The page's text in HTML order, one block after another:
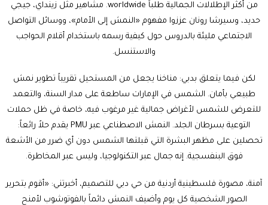
من أكثر الإطلالات الجمالية طلباً worldwide. مشاهير مثل زينداي، جيجي
حديد، وسيرشا رونان عززوا مفهوم «النمش إلى الأمام»، ووسائل التواصل
الاجتماعي مليئة بالدروس حول كيفية رسمه باستخدام أقلام الحواجب
والاستنسل.
لكن فيما يتعلق بدبي: مناخنا يجعل من المستحيل تقريباً تطوير نمش
طبيعي بأمان. الشمس في الإمارات ساطعة على مدار السنة، والتعمد
للتعرض للشمس لأغراض جمالية غير مرغوب فيه، خاصة في ظل حملات
التوعية بسرطان الجلد. النمش الاصطناعي عبر PMU يقدم حلاً رائعاً:
تحصلين على مظهر البشرة التي قبلتها الشمس دون أي ضرر من الأشعة
فوق البنفسجية. إنه جمال عبر التكنولوجيا، وليس عبر المخاطرة.
آمنة، مصورة فلسطينية أردنية من حي دبي للتصميم، أخبرتني: «أقوم بتحرير
الصور الشخصية كل يوم وأضيف النمش دائماً بالفوتوشوب لأمنح